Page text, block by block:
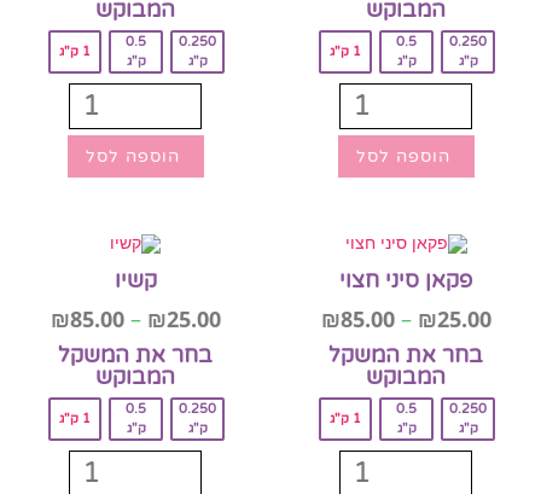
המבוקש‎
0.250
ק"ג
0.5
ק"ג
1 ק"ג
הוספה לסל
המבוקש‎
0.250
ק"ג
0.5
ק"ג
1 ק"ג
הוספה לסל
פקאן סיני חצוי
₪25.00
–
₪85.00
בחר את המשקל
המבוקש‎
0.250
ק"ג
0.5
ק"ג
1 ק"ג
קשיו
₪25.00
–
₪85.00
בחר את המשקל
המבוקש‎
0.250
ק"ג
0.5
ק"ג
1 ק"ג